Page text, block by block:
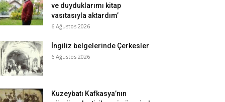
ve duyduklarımı kitap
vasıtasıyla aktardım’
6 Ağustos 2026
İngiliz belgelerinde Çerkesler
6 Ağustos 2026
Kuzeybatı Kafkasya’nın